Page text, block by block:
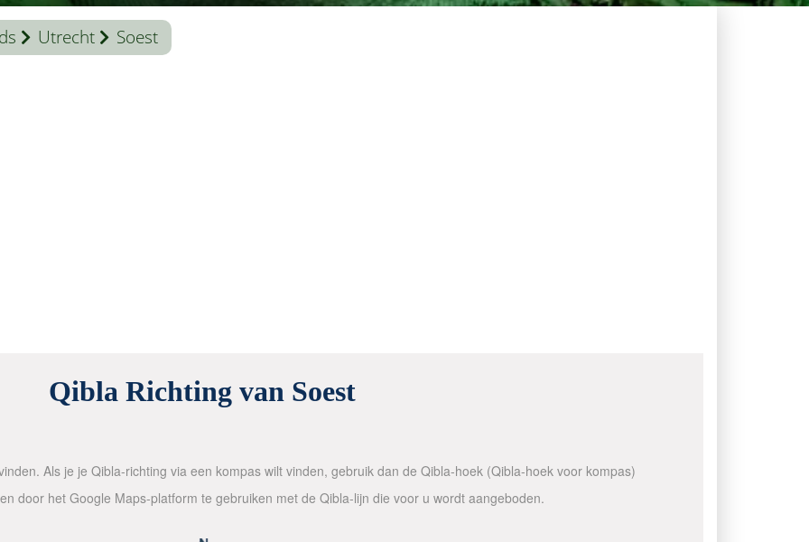
Utrecht Soest
Qibla Richting van Soest
Als je je Qibla-richting via een kompas wilt vinden, gebruik dan de Qibla-hoek (Qibla-hoek voor kompas)
door het Google Maps-platform te gebruiken met de Qibla-lijn die voor u wordt aangeboden.